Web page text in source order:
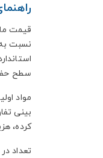
قیمت
نسبت
سطح
مواد
بینی
کرده،
تعداد